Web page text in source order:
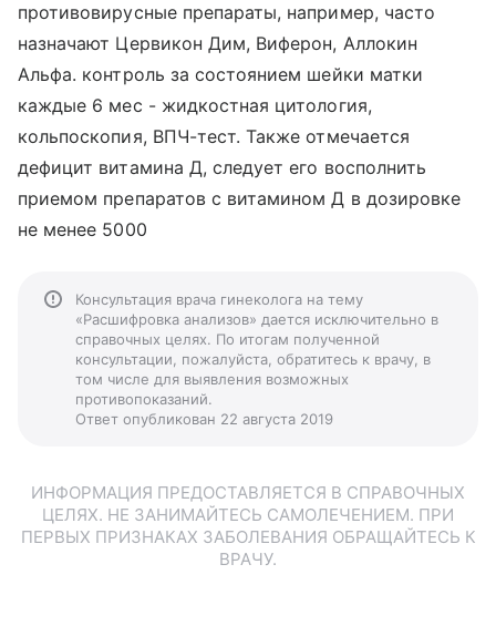
противовирусные препараты, например, часто
назначают Цервикон Дим, Виферон, Аллокин
Альфа. контроль за состоянием шейки матки
каждые 6 мес - жидкостная цитология,
кольпоскопия, ВПЧ-тест. Также отмечается
дефицит витамина Д, следует его восполнить
приемом препаратов с витамином Д в дозировке
не менее 5000
Консультация врача гинеколога на тему
«Расшифровка анализов» дается исключительно в
справочных целях. По итогам полученной
консультации, пожалуйста, обратитесь к врачу, в
том числе для выявления возможных
противопоказаний.
Ответ опубликован 22 августа 2019
ИНФОРМАЦИЯ ПРЕДОСТАВЛЯЕТСЯ В СПРАВОЧНЫХ
ЦЕЛЯХ. НЕ ЗАНИМАЙТЕСЬ САМОЛЕЧЕНИЕМ. ПРИ
ПЕРВЫХ ПРИЗНАКАХ ЗАБОЛЕВАНИЯ ОБРАЩАЙТЕСЬ К
ВРАЧУ.